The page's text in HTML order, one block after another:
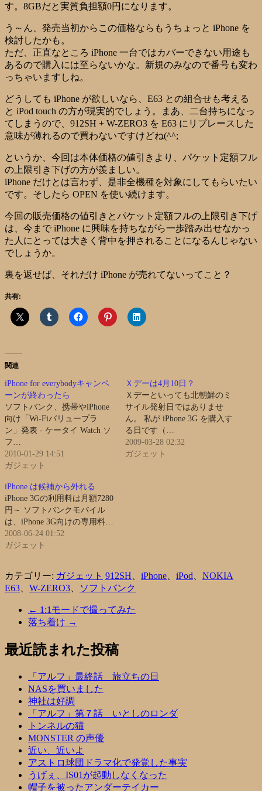
す。8GBだと実質負担額0円になります。
う～ん、発売当初からこの価格ならもうちょっと iPhone を
検討したかも。
ただ、正直なところ iPhone 一台ではカバーできない用途も
あるので購入には至らないかな。新規のみなので番号も変わ
っちゃいますしね。
どうしても iPhone が欲しいなら、E63 との組合せも考える
と iPod touch の方が現実的でしょう。まあ、二台持ちになっ
てしまうので、912SH + W-ZERO3 を E63 にリプレースした
意味が薄れるので買わないですけどね(^^;
というか、今回は本体価格の値引きより、パケット定額フル
の上限引き下げの方が羨ましい。
iPhone だけとは言わず、是非全機種を対象にしてもらいたい
です。そしたら OPEN を使い続けます。
今回の販売価格の値引きとパケット定額フルの上限引き下げ
は、今まで iPhone に興味を持ちながら一歩踏み出せなかっ
た人にとっては大きく背中を押されることになるんじゃない
でしょうか。
裏を返せば、それだけ iPhone が売れてないってこと？
共有:
関連
iPhone for everybodyキャンペ
ーンが終わったら
ソフトバンク、携帯やiPhone
向け「Wi-Fiバリュープラ
ン」発表 - ケータイ Watch ソ
フ…
2010-01-29 14:51
ガジェット
Ｘデーは4月10日？
Ｘデーといっても北朝鮮のミ
サイル発射日ではありませ
ん。 私が iPhone 3G を購入す
る日です（…
2009-03-28 02:32
ガジェット
iPhone は候補から外れる
iPhone 3Gの利用料は月額7280
円～ ソフトバンクモバイル
は、iPhone 3G向けの専用料…
2008-06-24 01:52
ガジェット
カテゴリー: ガジェット 912SH iPhone iPod
NOKIA
E63
W-ZERO3 ソフトバンク
← 1:1モードで撮ってみた
落ち着け →
最近読まれた投稿
「アルフ」最終話 旅立ちの日
NASを買いました
神社は好調
「アルフ」第７話 いとしのロンダ
トンネルの猫
MONSTER の声優
近い、近いよ
アストロ球団ドラマ化で発覚した事実
うげぇ、IS01が起動しなくなった
帽子を被ったアンダーテイカー